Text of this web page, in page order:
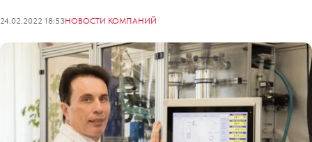
24.02.2022 18:53НОВОСТИ КОМПАНИЙ